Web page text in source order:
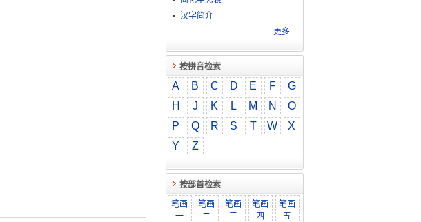
汉字简介
更多...
按拼音检索
A B C D E F
G
H
J K L M N
O
P
Q R S T W
X
Y
Z
按部首检索
笔画
一
笔画
二
笔画
三
笔画
四
笔画
五